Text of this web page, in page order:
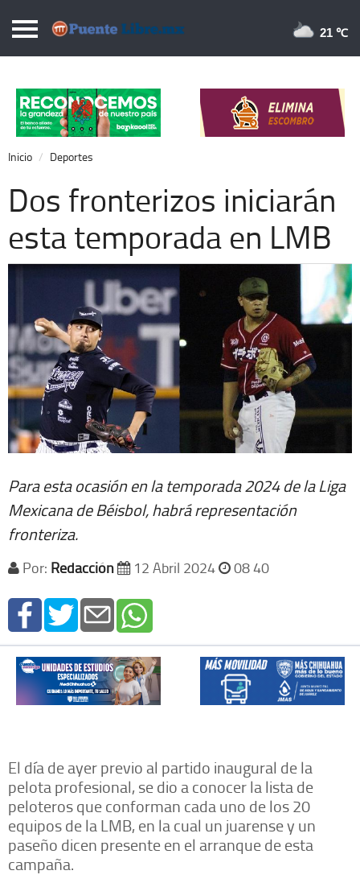
Puentelibre.mx
Local
Nacional
Opinión
Cronos
Economía
Espectáculos
Extra +
21 ℃
Inicio Deportes
Dos fronterizos iniciarán
esta temporada en LMB
Para esta ocasión en la temporada 2024 de la Liga
Mexicana de Béisbol, habrá representación
fronteriza.
Por: Redacción 12 Abril 2024 08 40
El día de ayer previo al partido inaugural de la
pelota profesional, se dio a conocer la lista de
peloteros que conforman cada uno de los 20
equipos de la LMB, en la cual un juarense y un
paseño dicen presente en el arranque de esta
campaña.